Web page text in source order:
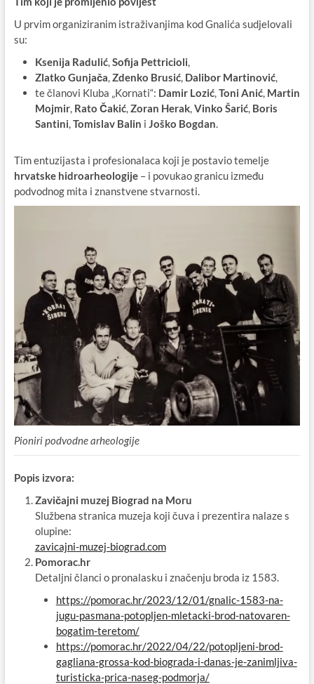
U prvim organiziranim istraživanjima kod Gnalića sudjelovali
su:
Ksenija Radulić,Sofija Pettricioli,
Zlatko Gunjača,Zdenko Brusić, Dalibor Martinović,
te članovi Kluba „Kornati“: Damir Lozić,Toni Anić, Martin
Mojmir, Rato Čakić,Zoran Herak,Vinko Šarić, Boris
Santini,Tomislav Balin i Joško Bogdan.
Tim entuzijasta i profesionalaca koji je postavio temelje
hrvatske hidroarheologije– i povukao granicu između
podvodnog mita i znanstvene stvarnosti.
Pioniri podvodne arheologije
Popis izvora:
Zavičajni muzej Biograd na Moru
Službena stranica muzeja koji čuva i prezentira nalaze s
olupine:
zavicajni-muzej-biograd.com
Pomorac.hr
Detaljni članci o pronalasku i značenju broda iz 1583.
https://pomorac.hr/2023/12/01/gnalic-1583-na-
jugu-pasmana-potopljen-mletacki-brod-natovaren-
bogatim-teretom/
https://pomorac.hr/2022/04/22/potopljeni-brod-
gagliana-grossa-kod-biograda-i-danas-je-zanimljiva-
turisticka-prica-naseg-podmorja/